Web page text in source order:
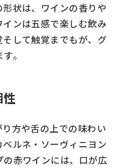
状は、ワインの香りや
ンは五感で楽しむ飲み
して触覚までもが、グ
。
方や舌の上での味わい
ルネ・ソーヴィニヨン
赤ワインには、口が広